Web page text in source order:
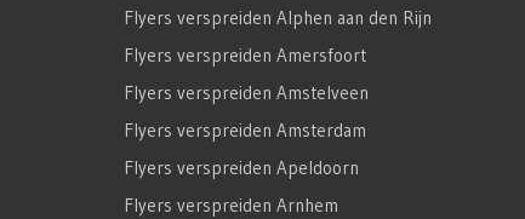
Flyers verspreiden Alphen aan den Rijn
Flyers verspreiden Amersfoort
Flyers verspreiden Amstelveen
Flyers verspreiden Amsterdam
Flyers verspreiden Apeldoorn
Flyers verspreiden Arnhem